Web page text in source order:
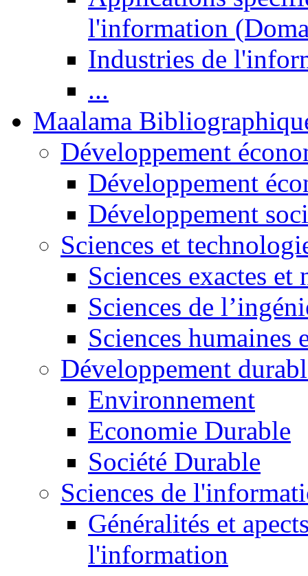
l'information
Industries de
...
Maalama
Développement
Développement
Développement
Sciences et
Sciences exactes et
Sciences de
Sciences humaines
Développement
Environnement
Economie Durable
Société Durable
Sciences de
Généralités et
l'information